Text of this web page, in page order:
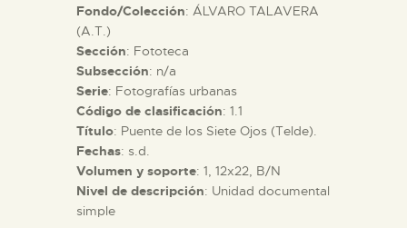
█
EL MUSEO
COLECCIONES
DIDÁCTICA
Fondo/Colección: ÁLVARO TALAVERA
(A.T.)
Sección: Fototeca
Subsección: n/a
Serie: Fotografías urbanas
Código de clasificación: 1.1
Título: Puente de los Siete Ojos (Telde).
Fechas: s.d.
Volumen y soporte: 1, 12x22, B/N
Nivel de descripción: Unidad documental
simple